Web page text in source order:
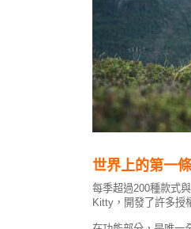
世界上的第一
每季超過200種款式
Kitty，開發了許多授